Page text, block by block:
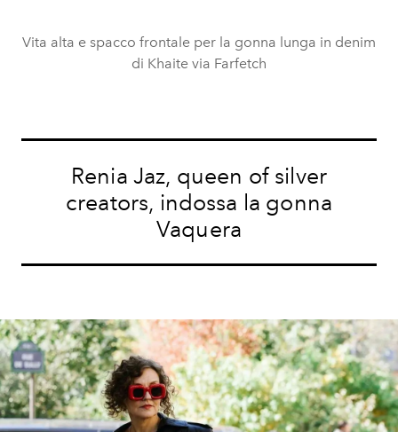
Vita alta e spacco frontale per la gonna lunga in denim
di Khaite via Farfetch
Renia Jaz, queen of silver
creators, indossa la gonna
Vaquera